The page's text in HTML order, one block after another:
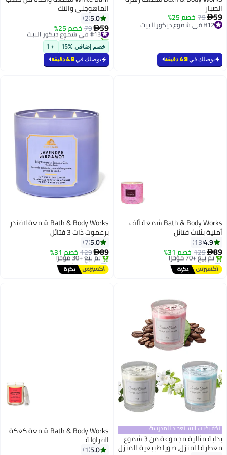
الصبار
59
79 خصم 25%
#12 في شموع ديكور البيت
يوصلك في49 دقيقة
الماهوجني والتك
5.0
2
59
79 خصم 25% #13 في شموع ديكور البيت
تم بيع +10 مؤخرًا
#13 في شموع ديكور البيت
خصم إضافي %15 + 1
يوصلك في49 دقيقة
Bath & Body Works شمعة ألف
أمنية بثلاث فتائل
4.9
13
89
129خصم 31%
توصيل مجاني
باقي 1 وحدات في المخزون
تم بيع +70 مؤخرًا
Bath & Body Works شمعة لافندر
برغموت ذات 3 فتائل
5.0
7
89
129خصم 31%
توصيل مجاني
باقي 1 وحدات في المخزون
تم بيع +30 مؤخرًا
تخفيضات الاستعداد للمدرسة
بداية مثالية مجموعة من 3 شموع
معطرة للمنزل، صويا طبيعية للمنزل
#21 في شموع ديكور البيت
Bath & Body Works شمعة كعكة
الفراولة
5.0
1